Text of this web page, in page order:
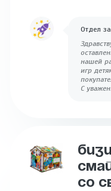
Отдел
нашей
игр
С
СО